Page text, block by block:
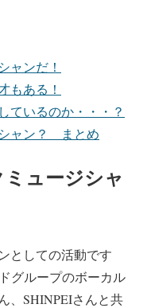
ャンだ！
もある！
ているのか・・・？
ャン？ まとめ
ュージシャ
としての活動です
グループのボーカル
、SHINPEIさんと共